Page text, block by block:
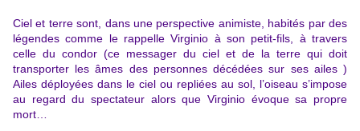
Ciel et terre sont, dans une perspective animiste, habités par des
légendes comme le rappelle Virginio à son petit-fils, à travers
celle du condor (ce messager du ciel et de la terre qui doit
transporter les âmes des personnes décédées sur ses ailes )
Ailes déployées dans le ciel ou repliées au sol, l’oiseau s’impose
au regard du spectateur alors que Virginio évoque sa propre
mort…